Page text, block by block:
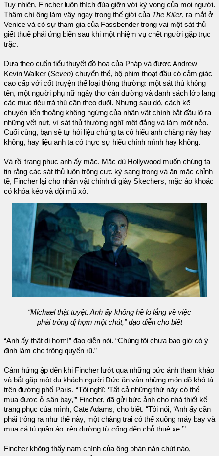
Tuy nhiên, Fincher luôn thích đùa giỡn với kỳ vọng của mọi người.
Thậm chí ông làm vậy ngay trong thế giới của The Killer, ra mắt ở
Venice và có sự tham gia của Fassbender trong vai một sát thủ
giết thuê phải ứng biến sau khi một nhiệm vụ chết người gặp trục
trặc.
Dựa theo cuốn tiểu thuyết đồ họa của Pháp và được Andrew
Kevin Walker (Seven) chuyển thể, bộ phim thoạt đầu có cảm giác
cao cấp với cốt truyện thể loại thông thường: một sát thủ không
tên, một người phụ nữ ngây thơ cản đường và danh sách lớp lang
các mục tiêu trả thù cần theo đuổi. Nhưng sau đó, cách kể
chuyện liến thoắng không ngừng của nhân vật chính bắt đầu lộ ra
những vết nứt, vì sát thủ thường nghĩ một đằng và làm một nẻo.
Cuối cùng, bạn sẽ tự hỏi liệu chúng ta có hiểu anh chàng này hay
không, hay liệu anh ta có thực sự hiểu chính mình hay không.
Và rồi trang phục anh ấy mặc. Mặc dù Hollywood muốn chúng ta
tin rằng các sát thủ luôn trông cực kỳ sang trọng và ăn mặc chỉnh
tề, Fincher lại cho nhân vật chính đi giày Skechers, mặc áo khoác
có khóa kéo và đội mũ xô.
“Michael thật tuyệt. Anh ấy không hề lo lắng về việc
phải trông dị hợm một chút,” đạo diễn cho biết
“Anh ấy thật dị hợm!” đạo diễn nói. “Chúng tôi chưa bao giờ có ý
định làm cho trông quyến rũ.”
Cảm hứng ập đến khi Fincher lướt qua những bức ảnh tham khảo
và bắt gặp một du khách người Đức ăn vận những món đồ khó tả
trên đường phố Paris. “Tôi nghĩ: ‘Tất cả những thứ này có thể
mua được ở sân bay,’” Fincher, đã gửi bức ảnh cho nhà thiết kế
trang phục của mình, Cate Adams, cho biết. “Tôi nói, ‘Anh ấy cần
phải trông ra như thế này, một chàng trai có thể xuống máy bay và
mua cả tủ quần áo trên đường từ cổng đến chỗ thuê xe.’”
Fincher không thấy nam chính của ông phàn nàn chút nào,